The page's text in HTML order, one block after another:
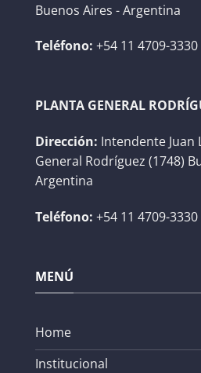
Buenos Aires - Argentina
Teléfono: +54 11 4709-3330
PLANTA GENERAL
Dirección: Intendente Juan
General Rodríguez (1748)
Argentina
Teléfono: +54 11 4709-3330
MENÚ
Home
Institucional